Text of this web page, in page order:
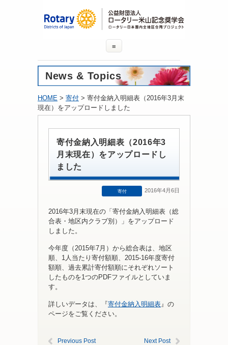
≡
News & Topics
HOME > 寄付 > 寄付金納入明細表（2016年3月末
現在）をアップロードしました
寄付金納入明細表（2016年3
月末現在）をアップロードし
ました
寄付 2016年4月6日
2016年3月末現在の「寄付金納入明細表（総
合表・地区内クラブ別）」をアップロード
しました。
今年度（2015年7月）から総合表は、地区
順、1人当たり寄付額順、2015-16年度寄付
額順、過去累計寄付額順にそれぞれソート
したものを1つのPDFファイルとしていま
す。
詳しいデータは、『寄付金納入明細表 』の
ページをご覧ください。
Previous Post Next Post